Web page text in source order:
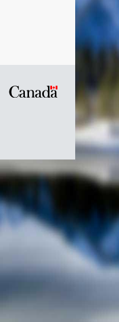
Symbole
du
Canada